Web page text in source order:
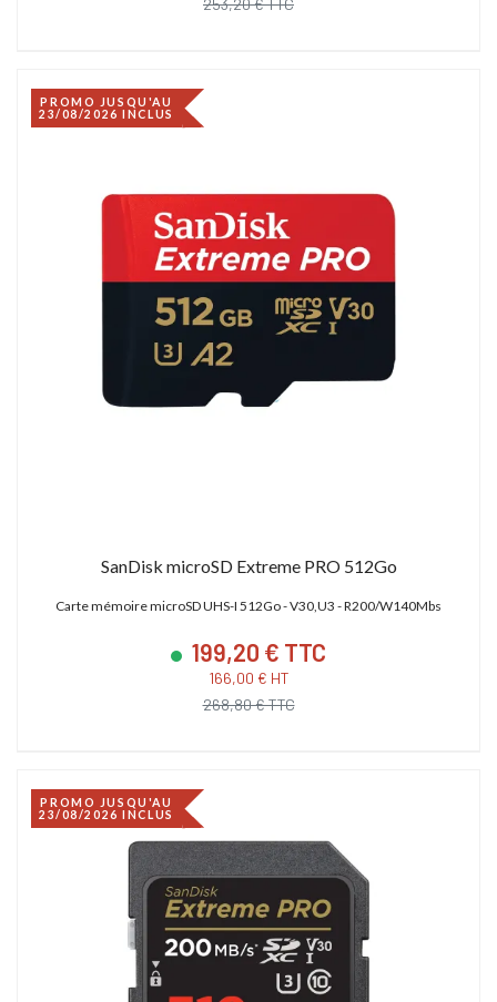
PROMO JUSQU'AU
23/08/2026 INCLUS
SanDisk microSD Extreme PRO 512Go
Carte mémoire microSD UHS-I 512Go - V30,U3 - R200/W140Mbs
199,20 € TTC
166,00 € HT
268,80 € TTC
PROMO JUSQU'AU
23/08/2026 INCLUS